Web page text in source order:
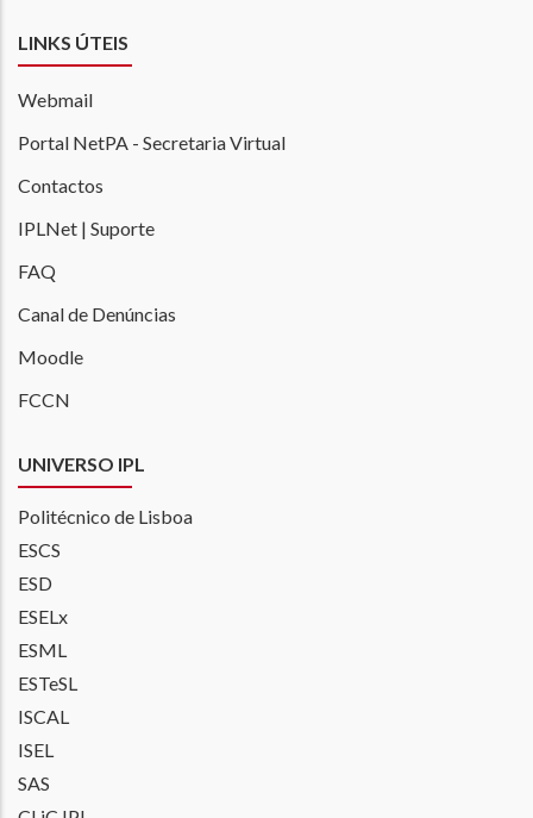
LINKS ÚTEIS
Webmail
Portal NetPA - Secretaria Virtual
Contactos
IPLNet | Suporte
FAQ
Canal de Denúncias
Moodle
FCCN
UNIVERSO IPL
Politécnico de Lisboa
ESCS
ESD
ESELx
ESML
ESTeSL
ISCAL
ISEL
SAS